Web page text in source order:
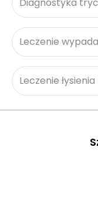
Leczenie
Leczenie łysienia